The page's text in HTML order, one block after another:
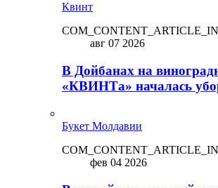
Квинт
авг 07 2026
В Дойбанах на
«КВИНТа» началась
Букет Молдавии
фев 04 2026